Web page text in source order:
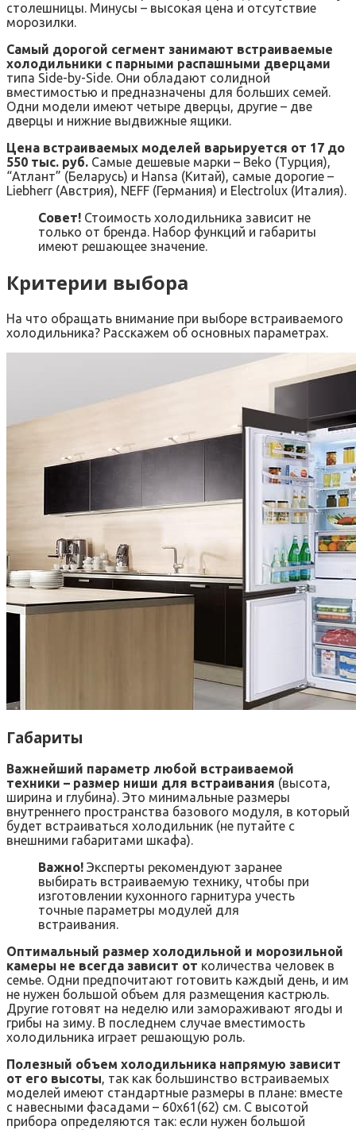
столешницы. Минусы – высокая цена и отсутствие
морозилки.
Самый дорогой сегмент занимают встраиваемые
холодильники с парными распашными дверцами
типа Side-by-Side. Они обладают солидной
вместимостью и предназначены для больших семей.
Одни модели имеют четыре дверцы, другие – две
дверцы и нижние выдвижные ящики.
Цена встраиваемых моделей варьируется от 17 до
550 тыс. руб. Самые дешевые марки – Beko (Турция),
“Атлант” (Беларусь) и Hansa (Китай), самые дорогие –
Liebherr (Австрия), NEFF (Германия) и Electrolux (Италия).
Совет! Стоимость холодильника зависит не
только от бренда. Набор функций и габариты
имеют решающее значение.
Критерии выбора
На что обращать внимание при выборе встраиваемого
холодильника? Расскажем об основных параметрах.
Габариты
Важнейший параметр любой встраиваемой
техники – размер ниши для встраивания (высота,
ширина и глубина). Это минимальные размеры
внутреннего пространства базового модуля, в который
будет встраиваться холодильник (не путайте с
внешними габаритами шкафа).
Важно! Эксперты рекомендуют заранее
выбирать встраиваемую технику, чтобы при
изготовлении кухонного гарнитура учесть
точные параметры модулей для
встраивания.
Оптимальный размер холодильной и морозильной
камеры не всегда зависит от количества человек в
семье. Одни предпочитают готовить каждый день, и им
не нужен большой объем для размещения кастрюль.
Другие готовят на неделю или замораживают ягоды и
грибы на зиму. В последнем случае вместимость
холодильника играет решающую роль.
Полезный объем холодильника напрямую зависит
от его высоты, так как большинство встраиваемых
моделей имеют стандартные размеры в плане: вместе
с навесными фасадами – 60х61(62) см. С высотой
прибора определяются так: если нужен большой